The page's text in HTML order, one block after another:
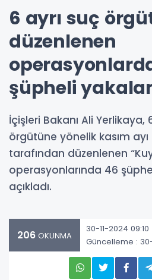
6 ayrı suç
düzenlenen
şüpheli
İçişleri Bakanı Ali Yerlikaya,
örgütüne yönelik kasım
tarafından düzenlenen
operasyonlarında 46
açıkladı.
206 OKUNMA
30-11-2024 09:10
Güncelleme :